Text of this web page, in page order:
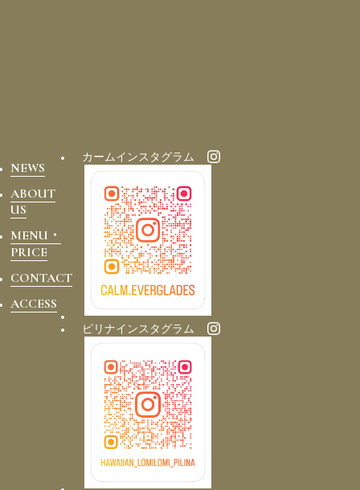
NEWS
ABOUT
US
MENU・
PRICE
CONTACT
ACCESS
カームインスタグラム
ピリナインスタグラム